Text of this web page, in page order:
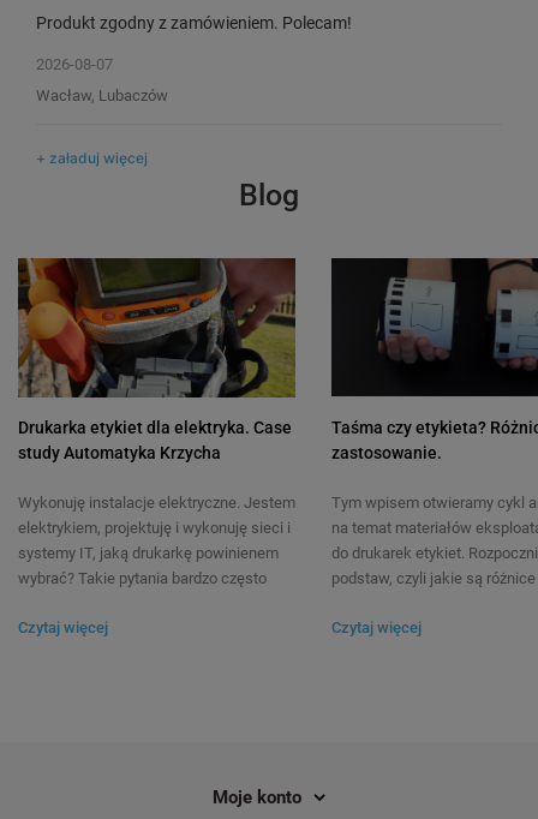
Produkt zgodny z zamówieniem. Polecam!
2026-08-07
Wacław, Lubaczów
+ załaduj więcej
Blog
Drukarka etykiet dla elektryka. Case
study Automatyka Krzycha
Wykonuję instalacje elektryczne. Jestem
elektrykiem, projektuję i wykonuję sieci i
systemy IT, jaką drukarkę powinienem
wybrać? Takie pytania bardzo często
dlatego uznaliśmy, że ten wątek
P-touch E550W. Uznaliśmy jednak, że
Czytaj więcej
Taśma czy etykieta?
zastosowanie.
Tym wpisem otwieramy cykl
na temat materiałów
do drukarek etykiet.
podstaw, czyli jakie są
możemy używać zamiennie?
Czytaj więcej
Moje konto